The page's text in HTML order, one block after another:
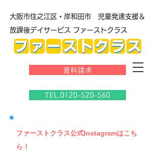
大阪市住之江区・岸和田市 児童発達支援＆
放課後デイサービス ファーストクラス
資料請求
TEL.0120-520-560
​ファーストクラス公式Instagramはこち
ら！